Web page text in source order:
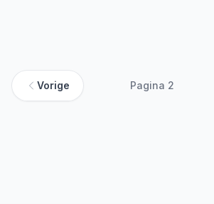
Vorige Pagina 2